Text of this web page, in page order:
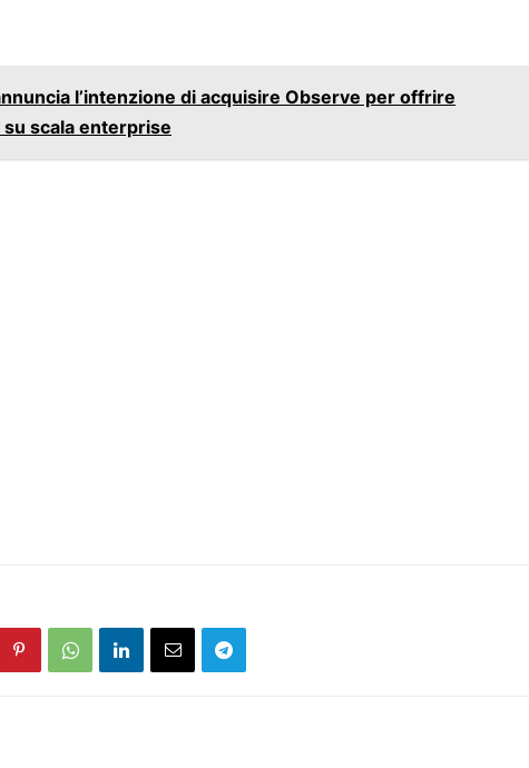
l’intenzione di acquisire Observe per offrire
scala enterprise